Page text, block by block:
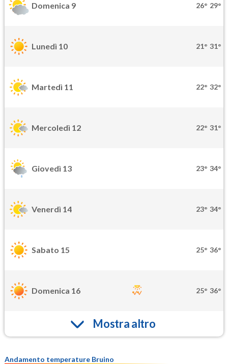
Domenica 9 26° 29°
Lunedì 10 21° 31°
Martedì 11 22° 32°
Mercoledì 12 22° 31°
Giovedì 13 23° 34°
Venerdì 14 23° 34°
Sabato 15 25° 36°
Domenica 16 25° 36°
Mostra altro
Andamento temperature Bruino